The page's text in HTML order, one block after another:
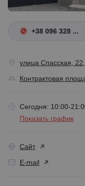
+38 096 328 ...
улица Спасская,
Контрактовая
Сегодня: 10:00-
Показать график
Сайт
E-mail